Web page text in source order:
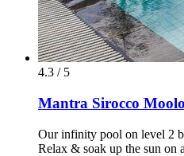
4.3 / 5
Mantra Sirocco
Our infinity pool on level 2
Relax & soak up the sun on